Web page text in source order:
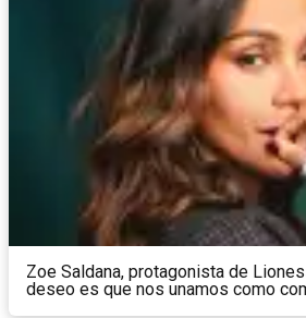
Zoe Saldana, protagonista de
deseo es que nos unamos como